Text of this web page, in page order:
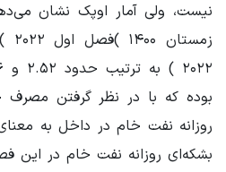
نیست، ولی آمار اوپک نشان
بشکه‌ای روزانه نفت خام در این